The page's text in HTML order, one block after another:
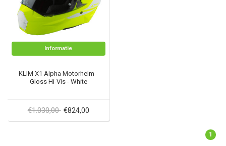
Informatie
KLIM X1 Alpha Motorhelm -
Gloss Hi-Vis - White
€1.030,00 €824,00
1